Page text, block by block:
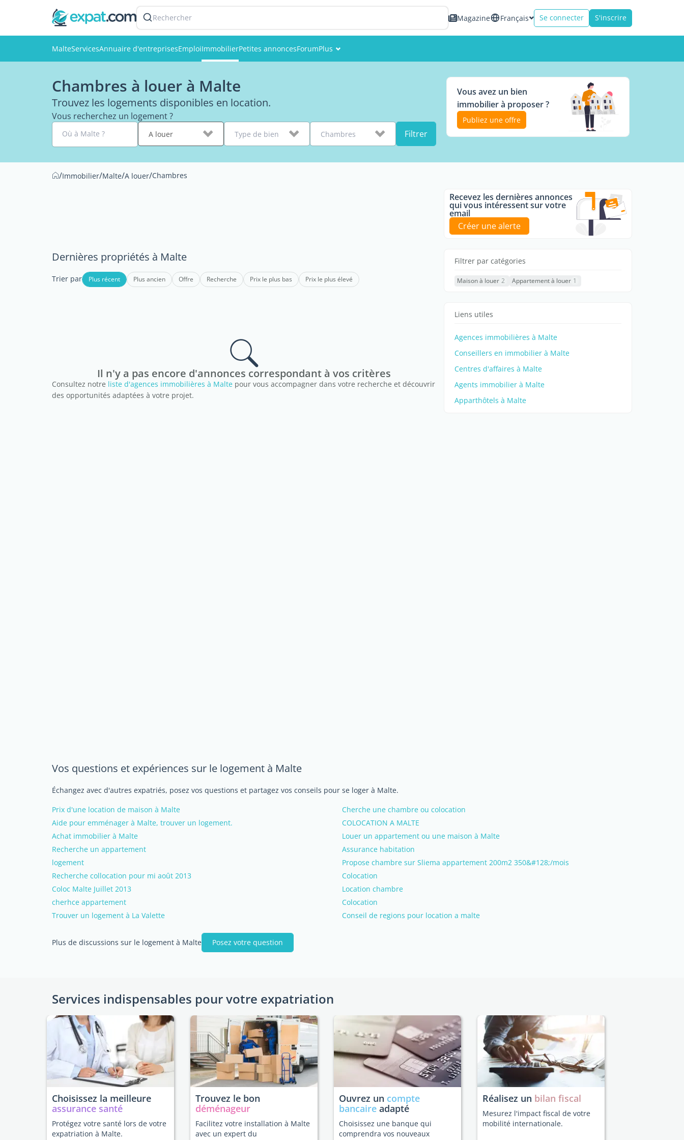
Rechercher Magazine Français Se connecter S'inscrire
MalteServicesAnnuaire d'entreprisesEmploiImmobilierPetites annoncesForumPlus
Chambres à louer à Malte
Trouvez les logements disponibles en location.
Vous recherchez un logement ?
Où à Malte ? A louer Type de bien Chambres Filtrer
Vous avez un bien
immobilier à proposer ?
Publiez une offre
/Immobilier/Malte/A louer/Chambres
Dernières propriétés à Malte
Trier par Plus récent Plus ancien Offre Recherche Prix le plus bas Prix le plus élevé
Il n'y a pas encore d'annonces correspondant à vos critères
Consultez notre liste d'agences immobilières à Malte pour vous accompagner dans votre recherche et découvrir
des opportunités adaptées à votre projet.
Recevez les dernières annonces
qui vous intéressent sur votre
email
Créer une alerte
Filtrer par catégories
Maison à louer 2 Appartement à louer 1
Liens utiles
Agences immobilières à Malte
Conseillers en immobilier à Malte
Centres d'affaires à Malte
Agents immobilier à Malte
Apparthôtels à Malte
Vos questions et expériences sur le logement à Malte
Échangez avec d'autres expatriés, posez vos questions et partagez vos conseils pour se loger à Malte.
Prix d'une location de maison à Malte
Cherche une chambre ou colocation
Aide pour emménager à Malte, trouver un logement.
COLOCATION A MALTE
Achat immobilier à Malte
Louer un appartement ou une maison à Malte
Recherche un appartement
Assurance habitation
logement
Propose chambre sur Sliema appartement 200m2 350&#128;/mois
Recherche collocation pour mi août 2013
Colocation
Coloc Malte Juillet 2013
Location chambre
cherhce appartement
Colocation
Trouver un logement à La Valette
Conseil de regions pour location a malte
Plus de discussions sur le logement à Malte Posez votre question
Services indispensables pour votre expatriation
Choisissez la meilleure
assurance santé
Protégez votre santé lors de votre
expatriation à Malte.
Trouvez le bon
déménageur
Facilitez votre installation à Malte
avec un expert du
Ouvrez un compte
bancaire adapté
Choisissez une banque qui
comprendra vos nouveaux
Réalisez un bilan fiscal
Mesurez l'impact fiscal de votre
mobilité internationale.